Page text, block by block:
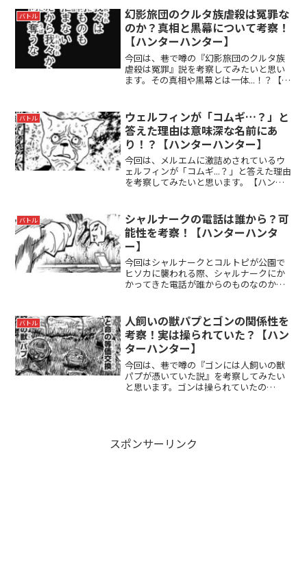
バトル
幻影旅団のクルタ族虐殺は冤罪な
のか？真相と黒幕について考察！
【ハンターハンター】
今回は、巷で噂の『幻影旅団のクルタ族
虐殺は冤罪』説を考察してみたいと思い
ます。その真相や黒幕とは一体...！？【ハ
い人緻密な戦闘描写が好きな人幻影旅団
のクルタ族虐殺は冤...
バトル
ウェルフィンが「コムギ…？」と
答えた理由は意味深な名前にあ
り！？【ハンターハンター】
今回は、メルエムに激詰めされているウ
ェルフィンが「コムギ...？」と答えた理由
を考察してみたいと思います。【ハンタ
緻密な戦闘描写が好きな人ウェルフィン
が「コムギ...？...
バトル
シャルナークの電話は誰から？可
能性を考察！【ハンターハンタ
ー】
今回はシャルナークとコルトピが公園で
ヒソカに襲われる際、シャルナークにか
かってきた電話が誰からのものなのか？
ロマンを追い求めたい人緻密な戦闘描写
が好きな人シャルナークの...
バトル
人飼いの獣パプとゴンの関係性を
考察！実は操られていた？【ハン
ターハンター】
今回は、巷で噂の『ゴンには人飼いの獣
パプが憑いていた説』を考察してみたい
と思います。ゴンは操られていたの
スポンサーリンク